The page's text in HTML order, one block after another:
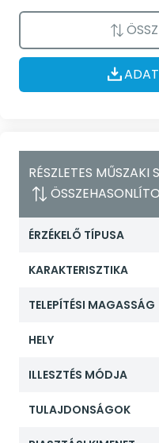
RÉSZLETES MŰSZAKI
ÉRZÉKELŐ TÍPUSA
KARAKTERISZTIKA
TELEPÍTÉSI MAGASSÁG
HELY
ILLESZTÉS MÓDJA
TULAJDONSÁGOK